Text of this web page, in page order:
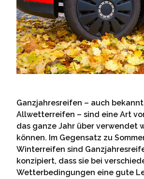
Ganzjahresreifen – auch
Allwetterreifen – sind eine Art
das ganze Jahr über verwendet
können. Im Gegensatz zu
Winterreifen sind
konzipiert, dass sie bei
Wetterbedingungen eine gute